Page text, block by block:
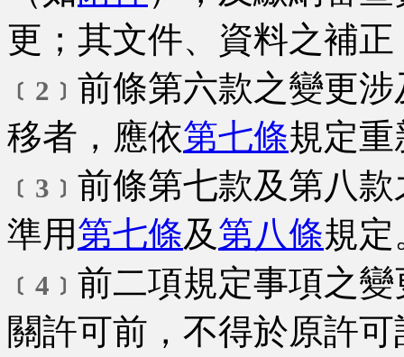
更；其文件、資料之補正
﹝2﹞ 前條第六款之變更
移者，應依第七條規定
﹝3﹞ 前條第七款及第八
準用第七條及第八條規定
﹝4﹞ 前二項規定事項之
關許可前，不得於原許